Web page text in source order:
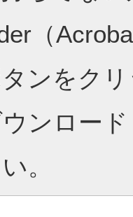
（
ンをク
ンロー
。